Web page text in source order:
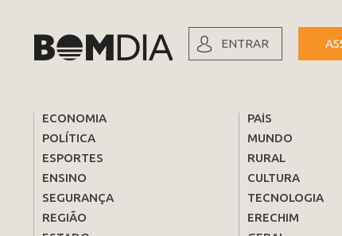
ENTRAR
ECONOMIA
POLÍTICA
ESPORTES
ENSINO
SEGURANÇA
REGIÃO
PAÍS
MUNDO
RURAL
CULTURA
TECNOLOGIA
ERECHIM